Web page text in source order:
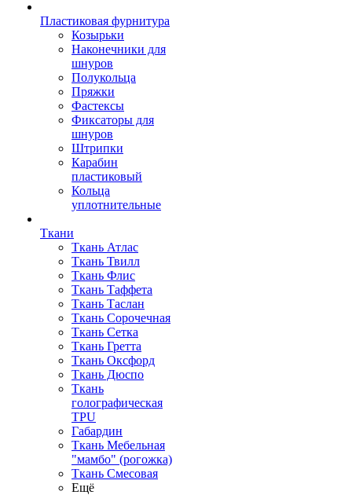
Пластиковая фурнитура
Козырьки
Наконечники для
шнуров
Полукольца
Пряжки
Фастексы
Фиксаторы для
шнуров
Штрипки
Карабин
пластиковый
Кольца
уплотнительные
Ткани
Ткань Атлас
Ткань Твилл
Ткань Флис
Ткань Таффета
Ткань Таслан
Ткань Сорочечная
Ткань Сетка
Ткань Гретта
Ткань Оксфорд
Ткань Дюспо
Ткань
голографическая
TPU
Габардин
Ткань Мебельная
"мамбо" (рогожка)
Ткань Смесовая
Ещё